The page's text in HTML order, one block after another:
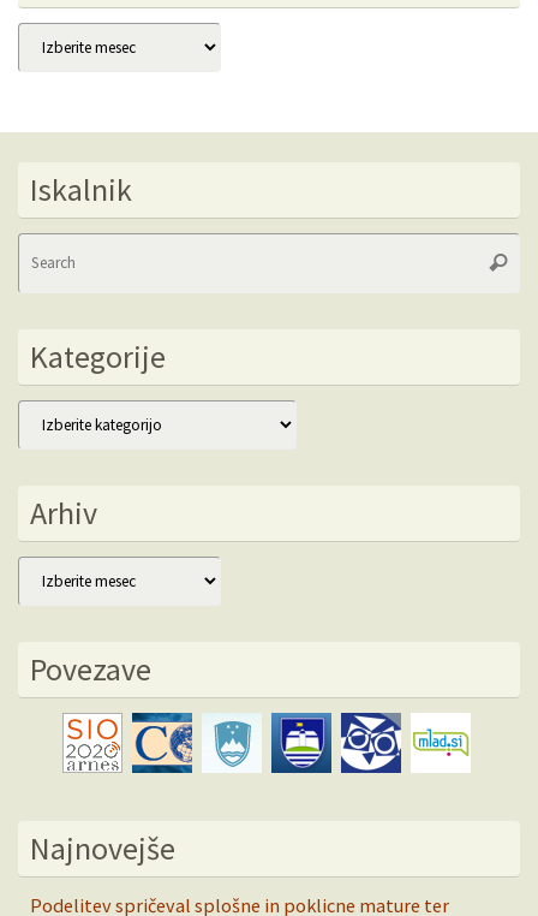
Arhivi
Iskalnik
Kategorije
Kategorije
Arhiv
Arhiv
Povezave
Najnovejše
Podelitev spričeval splošne in poklicne mature ter